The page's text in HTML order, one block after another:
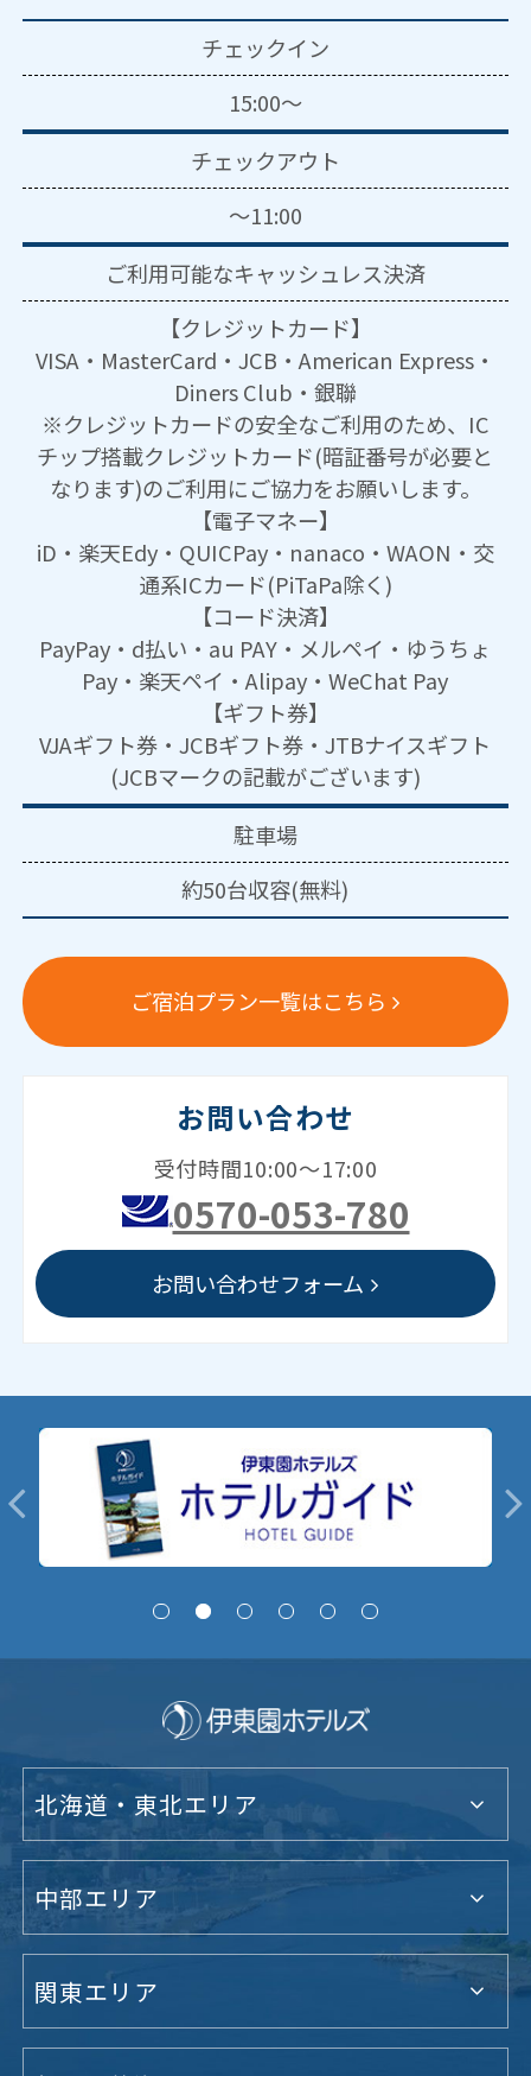
チェックイン
15:00～
チェックアウト
～11:00
ご利用可能なキャッシュレス決済
【クレジットカード】
VISA・MasterCard・JCB・American Express・
Diners Club・銀聯
※クレジットカードの安全なご利用のため、IC
チップ搭載クレジットカード(暗証番号が必要と
なります)のご利用にご協力をお願いします。
【電子マネー】
iD・楽天Edy・QUICPay・nanaco・WAON・交
通系ICカード(PiTaPa除く)
【コード決済】
PayPay・d払い・au PAY・メルペイ・ゆうちょ
Pay・楽天ペイ・Alipay・WeChat Pay
【ギフト券】
VJAギフト券・JCBギフト券・JTBナイスギフト
(JCBマークの記載がございます)
駐車場
約50台収容(無料)
ご宿泊プラン一覧はこちら
お問い合わせ
受付時間10:00～17:00
0570-053-780
お問い合わせフォーム
北海道・東北エリア
中部エリア
関東エリア